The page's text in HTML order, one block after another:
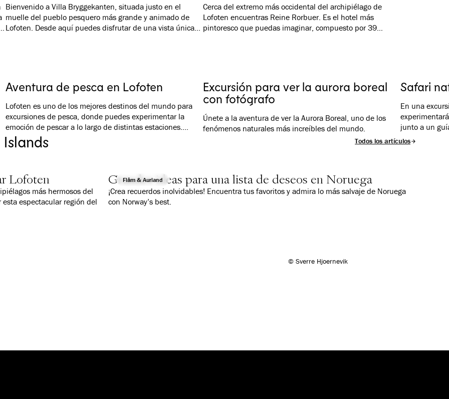
Bienvenido a Villa Bryggekanten, situada justo en el
muelle del pueblo pesquero más grande y animado de
Lofoten. Desde aquí puedes disfrutar de una vista única
Cerca del extremo más occidental del archipiélago de
Lofoten encuentras Reine Rorbuer. Es el hotel más
pintoresco que puedas imaginar, compuesto por 39
simplemente relájate ante las hermosas vistas desde tu
“rorbu”.
Aventura de pesca en Lofoten
Lofoten es uno de los mejores destinos del mundo para
excursiones de pesca, donde puedes experimentar la
emoción de pescar a lo largo de distintas estaciones.
Desde la histórica pesca del bacalao en Lofoten durante el
invierno hasta una gran variedad de especies de peces en
Excursión para ver la aurora boreal
con fotógrafo
Únete a la aventura de ver la Aurora Boreal, uno de los
fenómenos naturales más increíbles del mundo.
Safari
En una
junto a un
Todos los artículos
Lofoten
más hermosos del
espectacular región del
Flåm & Aurland
Grandes ideas para una lista de deseos en Noruega
¡Crea recuerdos inolvidables! Encuentra tus favoritos y admira lo más salvaje de Noruega
con Norway’s best.
© Sverre Hjoernevik